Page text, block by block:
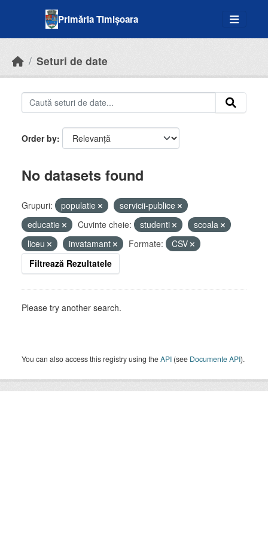
Primăria Timișoara
Seturi de date
Order by
No datasets found
Grupuri: populatie
servicii-publice
educatie
Cuvinte cheie: studenti
scoala
liceu
invatamant Formate:
CSV
Filtrează Rezultatele
Please try another search.
You can also access this registry using theAPI (see Documente API).